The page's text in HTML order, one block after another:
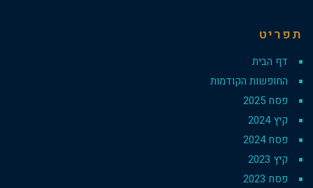
תפריט
דף הבית
החופשות הקודמות
פסח 2025
קיץ 2024
פסח 2024
קיץ 2023
פסח 2023